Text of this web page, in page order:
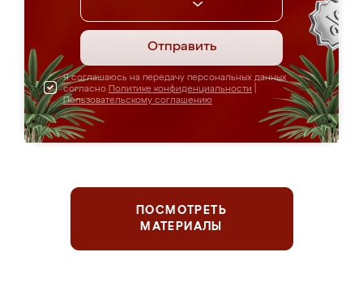
Отправить
Я соглашаюсь на передачу персональных данных
согласно Политике конфиденциальности
Пользовательскому соглашению
ПОСМОТРЕТЬ
МАТЕРИАЛЫ